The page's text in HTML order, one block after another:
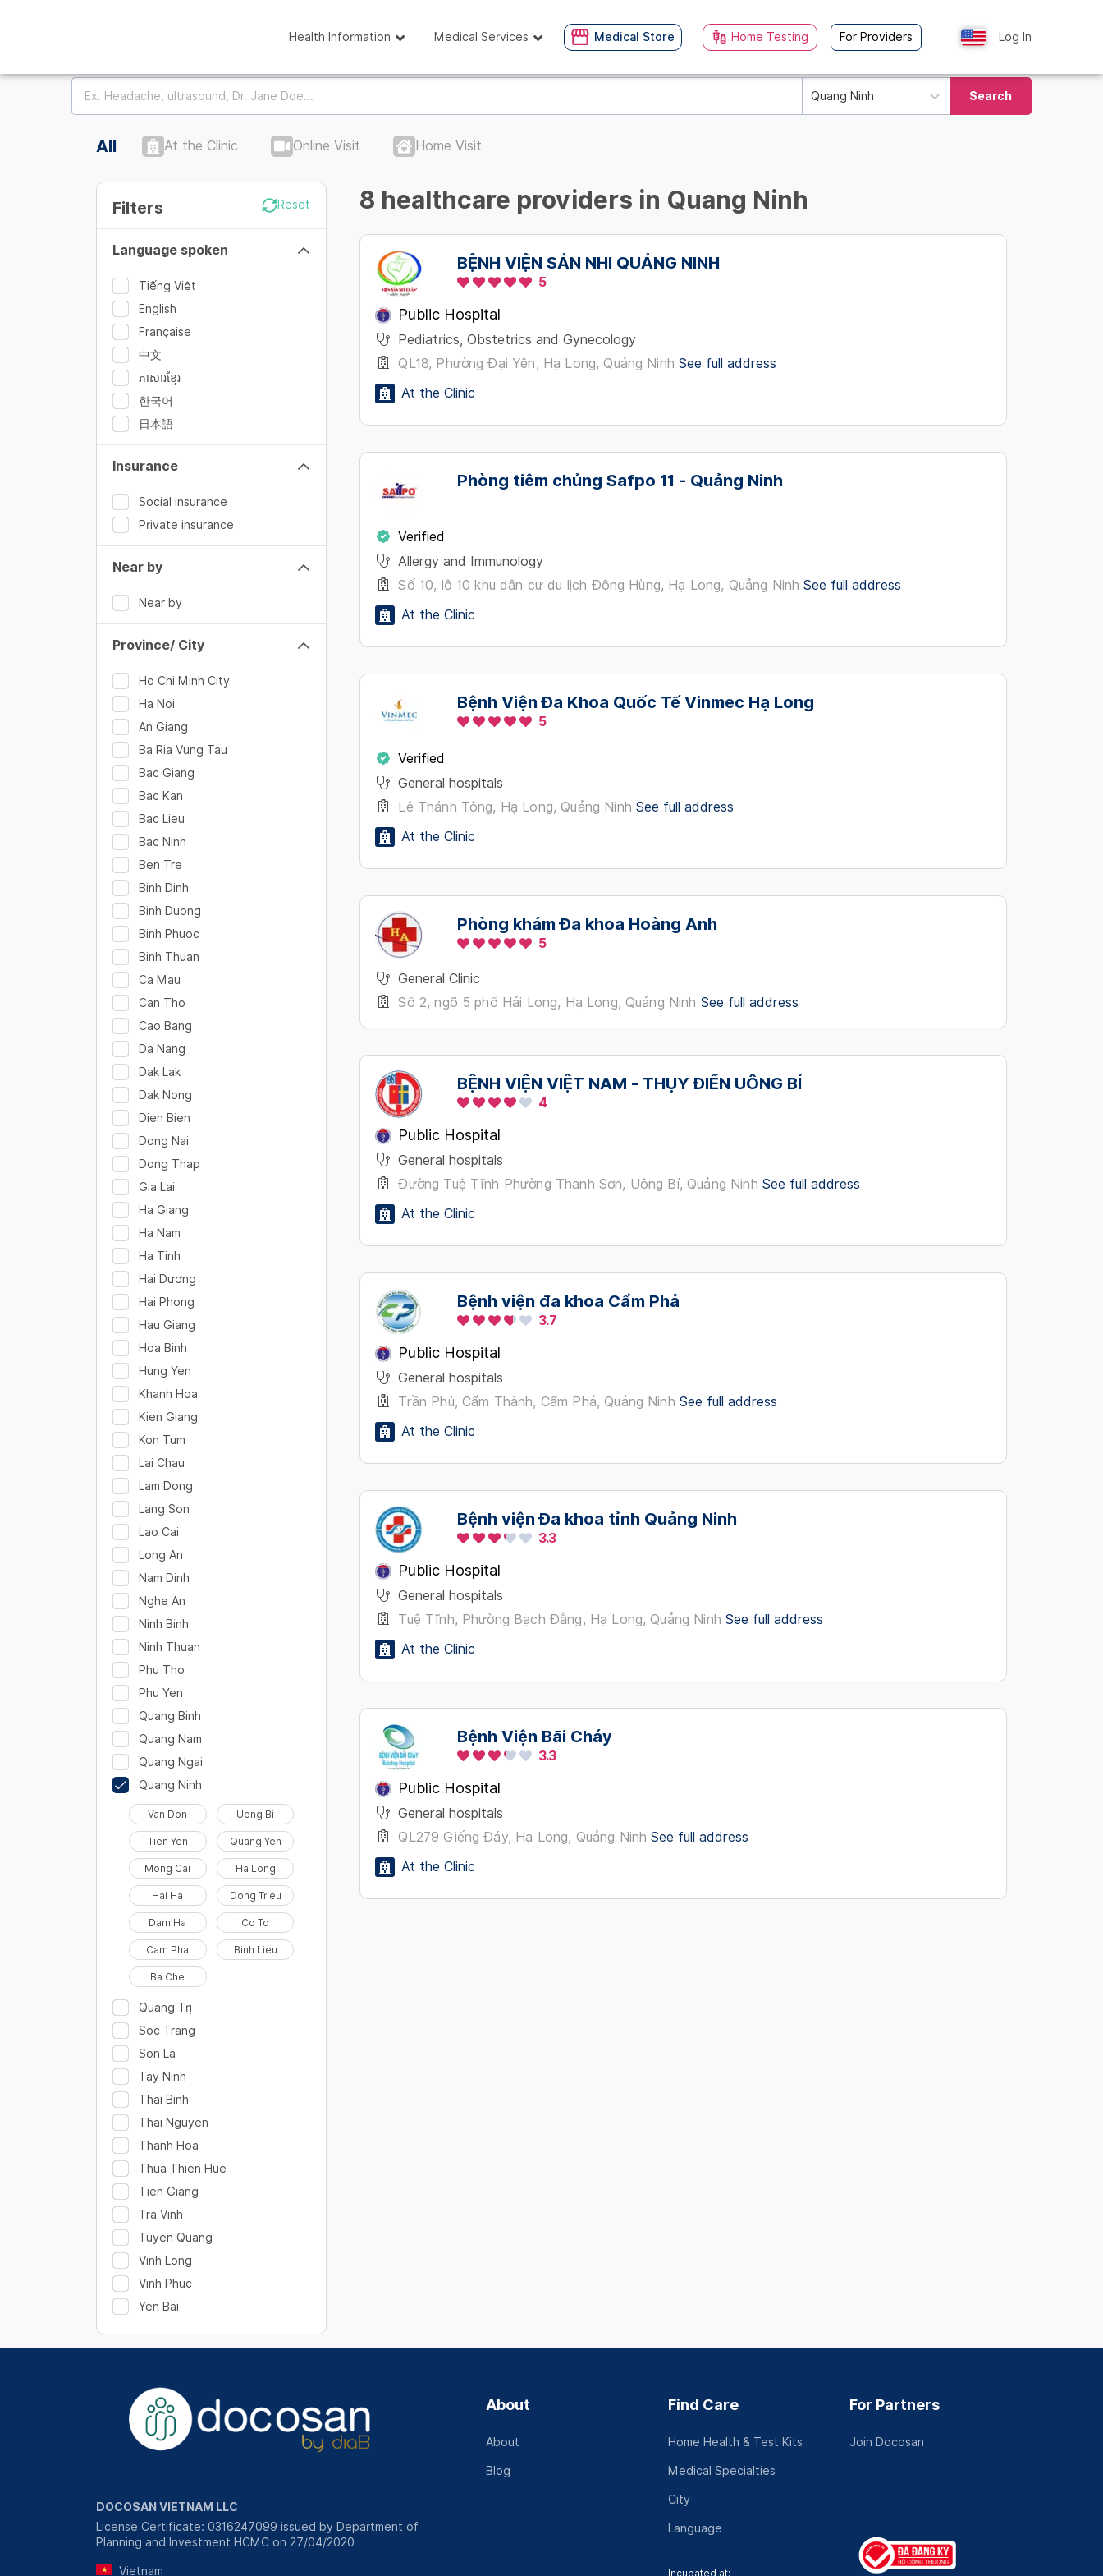
Health Information Medical Services Medical Store Home Testing For Providers Log In
Quang Ninh Search
All At the Clinic Online Visit Home Visit
Filters Reset
Language spoken
Tiếng Việt
English
Française
中文
ភាសារខ្មែរ
한국어
日本語
Insurance
Social insurance
Private insurance
Near by
Near by
Province/ City
Ho Chi Minh City
Ha Noi
An Giang
Ba Ria Vung Tau
Bac Giang
Bac Kan
Bac Lieu
Bac Ninh
Ben Tre
Binh Dinh
Binh Duong
Binh Phuoc
Binh Thuan
Ca Mau
Can Tho
Cao Bang
Da Nang
Dak Lak
Dak Nong
Dien Bien
Dong Nai
Dong Thap
Gia Lai
Ha Giang
Ha Nam
Ha Tinh
Hai Dương
Hai Phong
Hau Giang
Hoa Binh
Hung Yen
Khanh Hoa
Kien Giang
Kon Tum
Lai Chau
Lam Dong
Lang Son
Lao Cai
Long An
Nam Dinh
Nghe An
Ninh Binh
Ninh Thuan
Phu Tho
Phu Yen
Quang Binh
Quang Nam
Quang Ngai
Quang Ninh
Van Don Uong Bi
Tien Yen Quang Yen
Mong Cai Ha Long
Hai Ha Dong Trieu
Dam Ha Co To
Cam Pha Binh Lieu
Ba Che
Quang Trị
Soc Trang
Son La
Tay Ninh
Thai Binh
Thai Nguyen
Thanh Hoa
Thua Thien Hue
Tien Giang
Tra Vinh
Tuyen Quang
Vinh Long
Vinh Phuc
Yen Bai
8 healthcare providers in Quang Ninh
BỆNH VIỆN SẢN NHI QUẢNG NINH
5
Public Hospital
Pediatrics, Obstetrics and Gynecology
QL18, Phường Đại Yên, Hạ Long, Quảng Ninh See full address
At the Clinic
Phòng tiêm chủng Safpo 11 - Quảng Ninh
Verified
Allergy and Immunology
Số 10, lô 10 khu dân cư du lịch Đông Hùng, Hạ Long, Quảng Ninh See full address
At the Clinic
Bệnh Viện Đa Khoa Quốc Tế Vinmec Hạ Long
5
Verified
General hospitals
Lê Thánh Tông, Hạ Long, Quảng Ninh See full address
At the Clinic
Phòng khám Đa khoa Hoàng Anh
5
General Clinic
Số 2, ngõ 5 phố Hải Long, Hạ Long, Quảng Ninh See full address
BỆNH VIỆN VIỆT NAM - THỤY ĐIỂN UÔNG BÍ
4
Public Hospital
General hospitals
Đường Tuệ Tĩnh Phường Thanh Sơn, Uông Bí, Quảng Ninh See full address
At the Clinic
Bệnh viện đa khoa Cẩm Phả
3.7
Public Hospital
General hospitals
Trần Phú, Cẩm Thành, Cẩm Phả, Quảng Ninh See full address
At the Clinic
Bệnh viện Đa khoa tỉnh Quảng Ninh
3.3
Public Hospital
General hospitals
Tuệ Tĩnh, Phường Bạch Đằng, Hạ Long, Quảng Ninh See full address
At the Clinic
Bệnh Viện Bãi Cháy
3.3
Public Hospital
General hospitals
QL279 Giếng Đáy, Hạ Long, Quảng Ninh See full address
At the Clinic
DOCOSAN VIETNAM LLC
License Certificate: 0316247099 issued by Department of
Planning and Investment HCMC on 27/04/2020
Vietnam
About
About
Blog
Find Care
Home Health & Test Kits
Medical Specialties
City
Language
For Partners
Join Docosan
Incubated at: